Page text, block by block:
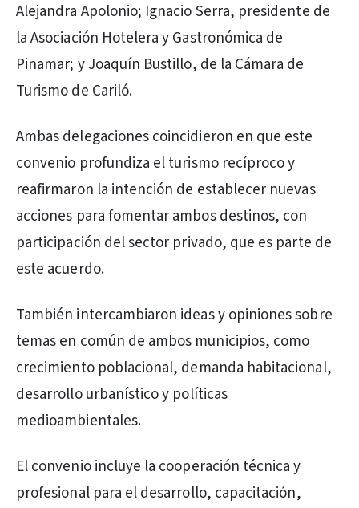
Alejandra Apolonio; Ignacio Serra, presidente de
la Asociación Hotelera y Gastronómica de
Pinamar; y Joaquín Bustillo, de la Cámara de
Turismo de Cariló.
Ambas delegaciones coincidieron en que este
convenio profundiza el turismo recíproco y
reafirmaron la intención de establecer nuevas
acciones para fomentar ambos destinos, con
participación del sector privado, que es parte de
este acuerdo.
También intercambiaron ideas y opiniones sobre
temas en común de ambos municipios, como
crecimiento poblacional, demanda habitacional,
desarrollo urbanístico y políticas
medioambientales.
El convenio incluye la cooperación técnica y
profesional para el desarrollo, capacitación,